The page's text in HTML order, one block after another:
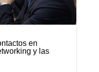
en
y las